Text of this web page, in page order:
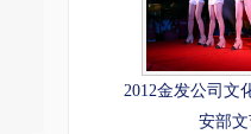
2012金发公司文
安部